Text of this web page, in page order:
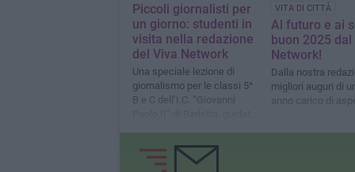
Piccoli giornalisti per
un giorno: studenti in
visita nella redazione
del Viva Network
Una speciale lezione di
giornalismo per le classi 5^
B e C dell’I.C. “Giovanni
VITA DI CITTÀ
Al futuro e ai
buon 2025 dal
Network!
Dalla nostra
migliori auguri di
anno carico di